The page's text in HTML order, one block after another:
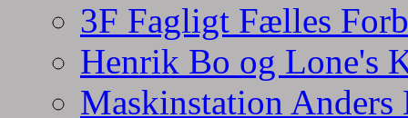
3F Fagligt Fælles
Henrik Bo og Lone's
Maskinstation Anders